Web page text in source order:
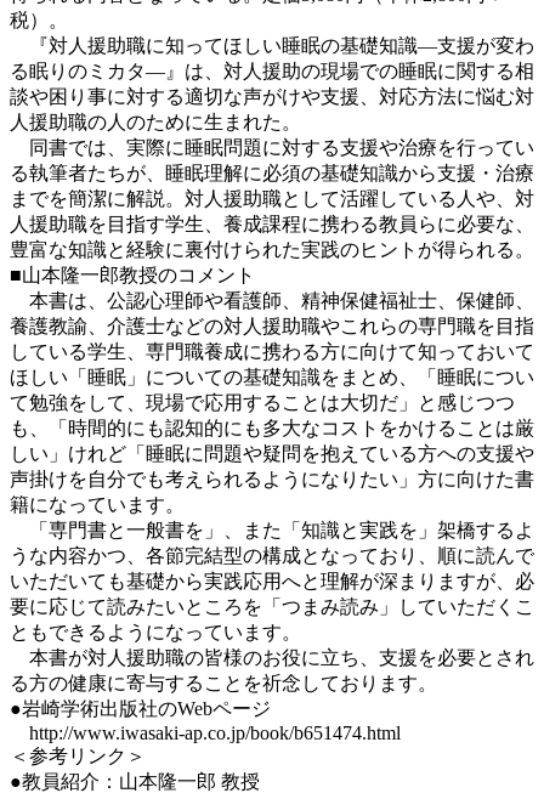
税）。
『対人援助職に知ってほしい睡眠の基礎知識―支援が変わ
る眠りのミカタ―』は、対人援助の現場での睡眠に関する相
談や困り事に対する適切な声がけや支援、対応方法に悩む対
人援助職の人のために生まれた。
同書では、実際に睡眠問題に対する支援や治療を行ってい
る執筆者たちが、睡眠理解に必須の基礎知識から支援・治療
までを簡潔に解説。対人援助職として活躍している人や、対
人援助職を目指す学生、養成課程に携わる教員らに必要な、
豊富な知識と経験に裏付けられた実践のヒントが得られる。
■山本隆一郎教授のコメント
本書は、公認心理師や看護師、精神保健福祉士、保健師、
養護教諭、介護士などの対人援助職やこれらの専門職を目指
している学生、専門職養成に携わる方に向けて知っておいて
ほしい「睡眠」についての基礎知識をまとめ、「睡眠につい
て勉強をして、現場で応用することは大切だ」と感じつつ
も、「時間的にも認知的にも多大なコストをかけることは厳
しい」けれど「睡眠に問題や疑問を抱えている方への支援や
声掛けを自分でも考えられるようになりたい」方に向けた書
籍になっています。
「専門書と一般書を」、また「知識と実践を」架橋するよ
うな内容かつ、各節完結型の構成となっており、順に読んで
いただいても基礎から実践応用へと理解が深まりますが、必
要に応じて読みたいところを「つまみ読み」していただくこ
ともできるようになっています。
本書が対人援助職の皆様のお役に立ち、支援を必要とされ
る方の健康に寄与することを祈念しております。
●岩崎学術出版社のWebページ
http://www.iwasaki-ap.co.jp/book/b651474.html
＜参考リンク＞
●教員紹介：山本隆一郎 教授